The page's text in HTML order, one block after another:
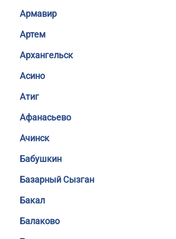
Армавир
Артем
Архангельск
Асино
Атиг
Афанасьево
Ачинск
Бабушкин
Базарный Сызган
Бакал
Балаково